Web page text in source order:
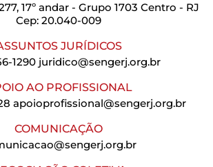
17º andar - Grupo 1703 Centro - RJ
Cep: 20.040-009
JURÍDICOS
1290 juridico@sengerj.org.br
AO PROFISSIONAL
apoioprofissional@sengerj.org.br
COMUNICAÇÃO